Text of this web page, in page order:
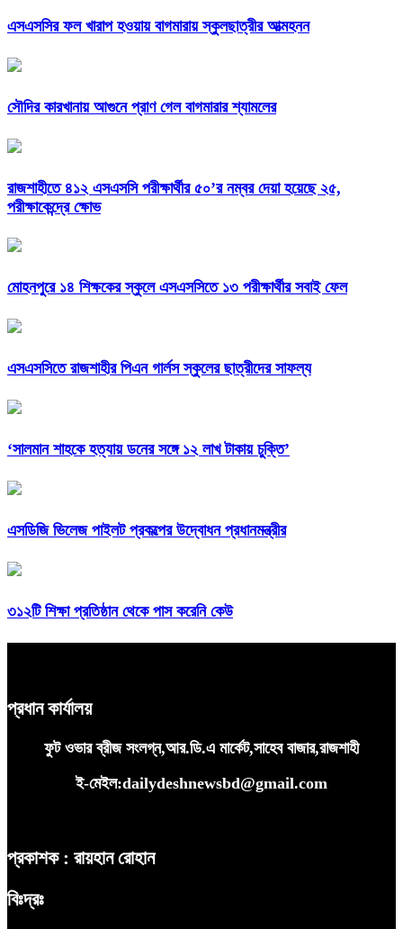
এসএসসির ফল খারাপ হওয়ায় বাগমারায় স্কুলছাত্রীর আত্মহনন
সৌদির কারখানায় আগুনে প্রাণ গেল বাগমারার শ্যামলের
রাজশাহীতে ৪১২ এসএসসি পরীক্ষার্থীর ৫০’র নম্বর দেয়া হয়েছে ২৫,
পরীক্ষাকেন্দ্রে ক্ষোভ
মোহনপুরে ১৪ শিক্ষকের স্কুলে এসএসসিতে ১৩ পরীক্ষার্থীর সবাই ফেল
এসএসসিতে রাজশাহীর পিএন গার্লস স্কুলের ছাত্রীদের সাফল্য
‘সালমান শাহকে হত্যায় ডনের সঙ্গে ১২ লাখ টাকায় চুক্তি’
এসডিজি ভিলেজ পাইলট প্রকল্পের উদ্বোধন প্রধানমন্ত্রীর
৩১২টি শিক্ষা প্রতিষ্ঠান থেকে পাস করেনি কেউ
প্রধান কার্যালয়
ফুট ওভার ব্রীজ সংলগ্ন,আর.ডি.এ মার্কেট,সাহেব বাজার,রাজশাহী
ই-মেইল:dailydeshnewsbd@gmail.com
প্রকাশক : রায়হান রোহান
বিঃদ্রঃ